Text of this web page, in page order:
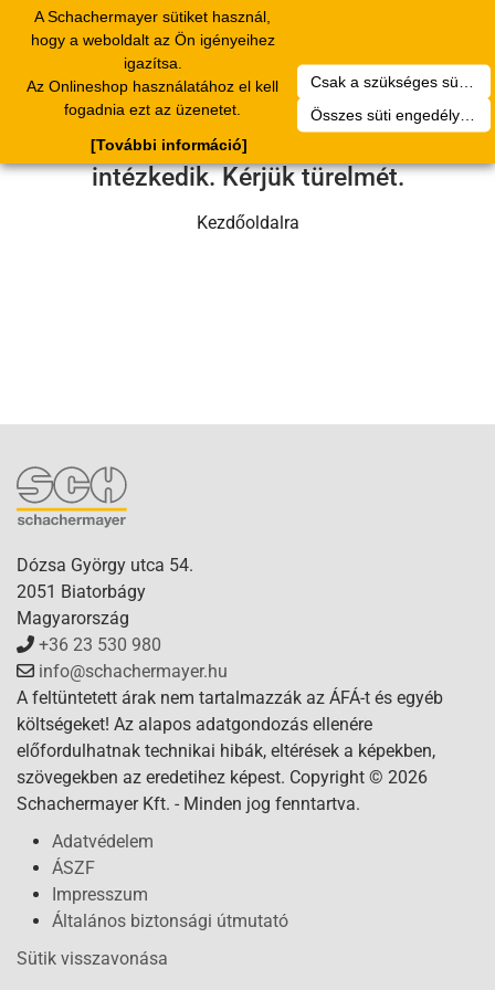
A Schachermayer sütiket használ,
hogy a weboldalt az Ön igényeihez
igazítsa.
Az Onlineshop használatához el kell
fogadnia ezt az üzenetet.
Összes süti engedélyezése
[További információ]
navigation
Sajnos technikai hiba történt.
Szervizcsapatunk hamarosan
intézkedik. Kérjük türelmét.
Kezdőoldalra
Dózsa György utca 54.
2051 Biatorbágy
Magyarország
+36 23 530 980
info@schachermayer.hu
A feltüntetett árak nem tartalmazzák az ÁFÁ-t és egyéb
költségeket! Az alapos adatgondozás ellenére
előfordulhatnak technikai hibák, eltérések a képekben,
szövegekben az eredetihez képest. Copyright © 2026
Schachermayer Kft. - Minden jog fenntartva.
Adatvédelem
ÁSZF
Impresszum
Általános biztonsági útmutató
Sütik visszavonása